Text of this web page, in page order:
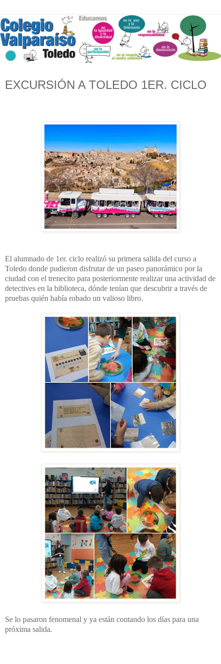
EXCURSIÓN A TOLEDO 1ER. CICLO
El alumnado de 1er. ciclo realizó su primera salida del curso a
Toledo donde pudieron disfrutar de un paseo panorámico por la
ciudad con el trenecito para posteriormente realizar una actividad de
detectives en la biblioteca, dónde tenían que descubrir a través de
pruebas quién había robado un valioso libro.
Se lo pasaron fenomenal y ya están contando los días para una
próxima salida.